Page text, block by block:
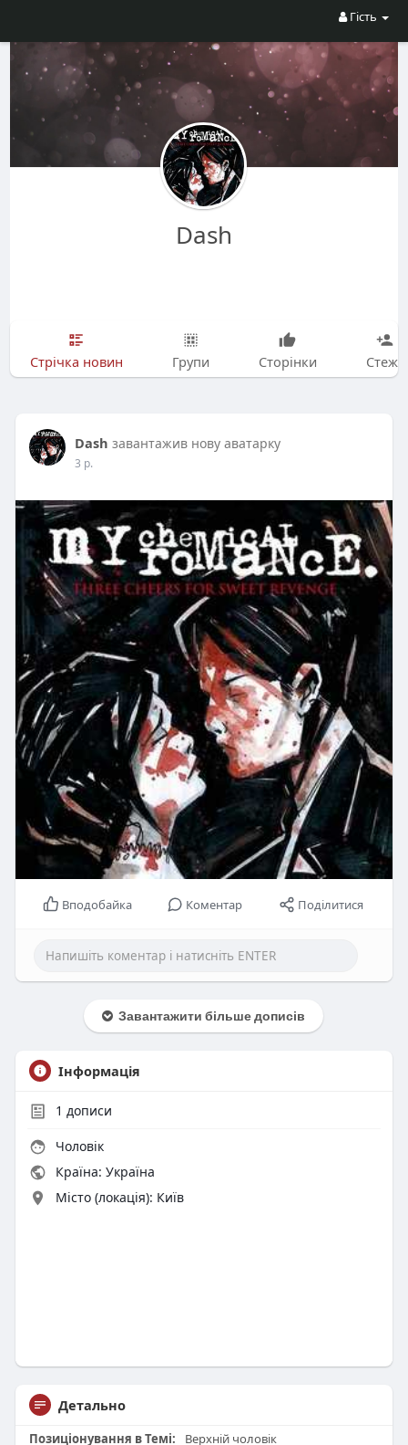
Гість
Dash
Стрічка новин Групи Сторінки Стежу
Dash завантажив нову аватарку
3 р.
Вподобайка Коментар Поділитися
Завантажити більше дописів
Інформація
1 дописи
Чоловік
Країна: Україна
Місто (локація): Київ
Детально
Позиціонування в Темі:
Верхній чоловік